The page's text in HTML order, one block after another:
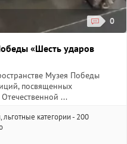
0
«Шесть ударов
Музея Победы
посвященных
...
категории - 200